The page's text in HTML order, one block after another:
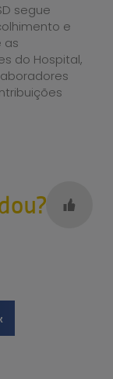
segue
e
as
do Hospital,